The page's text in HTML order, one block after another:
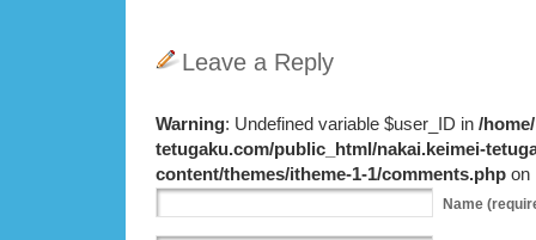
Leave a Reply
Warning: Undefined variable $user_ID in /
tetugaku.com/public_html/nakai.keimei-
content/themes/itheme-1-1/comments.php on
Name